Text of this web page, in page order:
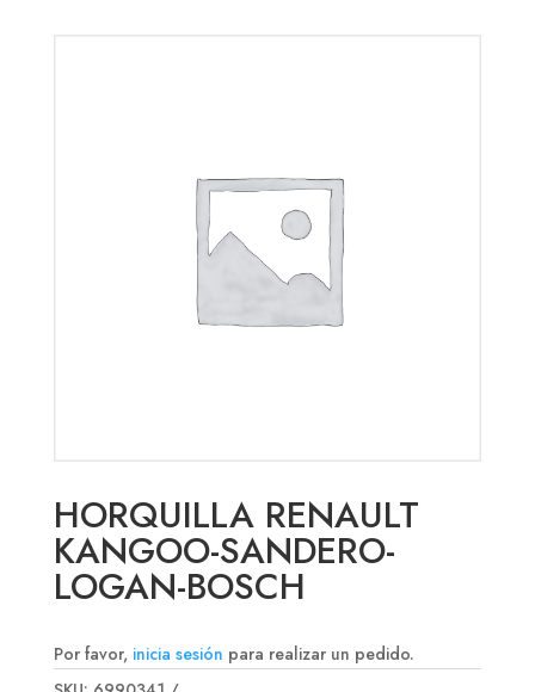
HORQUILLA RENAULT
KANGOO-SANDERO-
LOGAN-BOSCH
Por favor, inicia sesión para realizar un pedido.